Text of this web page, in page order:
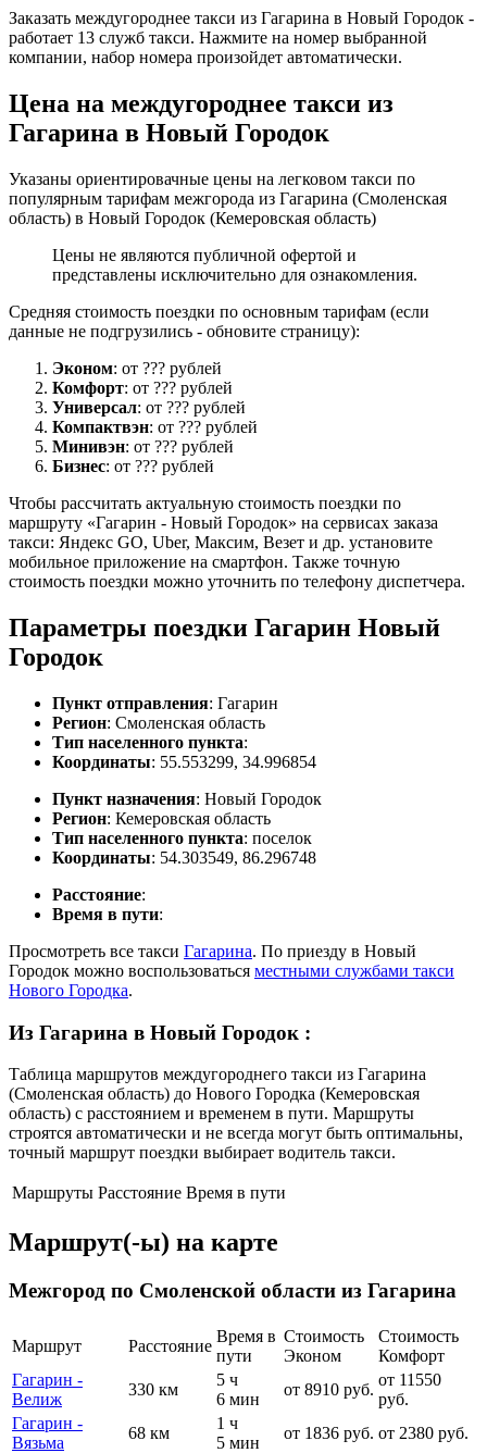
Заказать междугороднее такси из Гагарина в Новый Городок -
работает 13 служб такси. Нажмите на номер выбранной
компании, набор номера произойдет автоматически.
Цена на междугороднее такси из
Гагарина в Новый Городок
Указаны ориентировачные цены на легковом такси по
популярным тарифам межгорода из Гагарина (Смоленская
область) в Новый Городок (Кемеровская область)
Цены не являются публичной офертой и
представлены исключительно для ознакомления.
Средняя стоимость поездки по основным тарифам (если
данные не подгрузились - обновите страницу):
Эконом: от ??? рублей
Комфорт: от ??? рублей
Универсал: от ??? рублей
Компактвэн: от ??? рублей
Минивэн: от ??? рублей
Бизнес: от ??? рублей
Чтобы рассчитать актуальную стоимость поездки по
маршруту «Гагарин - Новый Городок» на сервисах заказа
такси: Яндекс GO, Uber, Максим, Везет и др. установите
мобильное приложение на смартфон. Также точную
стоимость поездки можно уточнить по телефону диспетчера.
Параметры поездки Гагарин Новый
Городок
Пункт отправления: Гагарин
Регион: Смоленская область
Тип населенного пункта:
Координаты: 55.553299, 34.996854
Пункт назначения: Новый Городок
Регион: Кемеровская область
Тип населенного пункта: поселок
Координаты: 54.303549, 86.296748
Расстояние:
Время в пути:
Просмотреть все такси Гагарина. По приезду в Новый
Городок можно воспользоваться местными службами такси
Нового Городка.
Из Гагарина в Новый Городок :
Таблица маршрутов междугороднего такси из Гагарина
(Смоленская область) до Нового Городка (Кемеровская
область) с расстоянием и временем в пути. Маршруты
строятся автоматически и не всегда могут быть оптимальны,
точный маршрут поездки выбирает водитель такси.
Маршруты Расстояние Время в пути
Маршрут(-ы) на карте
Межгород по Смоленской области из Гагарина
Маршрут Расстояние
Время в
пути
Стоимость
Эконом
Стоимость
Комфорт
Гагарин -
Велиж
330 км
5 ч
6 мин
от 8910 руб.
от 11550
руб.
Гагарин -
Вязьма
68 км
1 ч
5 мин
от 1836 руб. от 2380 руб.